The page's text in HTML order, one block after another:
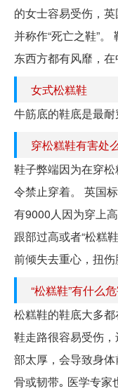
的女士容易受伤，
并称作“死亡之鞋”
东西方都有风靡，在
女式松糕鞋
牛筋底的鞋底是最耐
穿松糕鞋有害处
鞋子弊端因为在穿
令禁止穿着。 英国
有9000人因为穿上
跟部过高或者“松糕
前倾失去重心，扭伤
“松糕鞋”有什么
松糕鞋的鞋底大多
鞋走路很容易受伤
部太厚，会导致身
骨或韧带｡ 医学专家